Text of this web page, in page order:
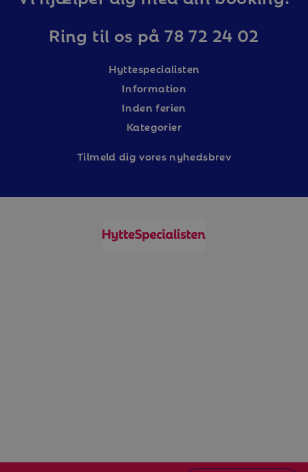
Ring til os på 78 72 24 02
Hyttespecialisten
Information
Inden ferien
Kategorier
Tilmeld dig vores nyhedsbrev